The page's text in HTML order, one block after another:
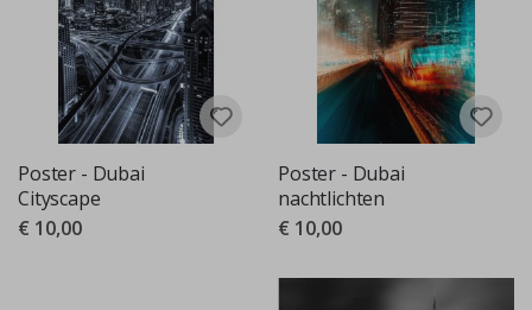
Poster - Dubai
Cityscape
€ 10,00
Poster - Dubai
nachtlichten
€ 10,00